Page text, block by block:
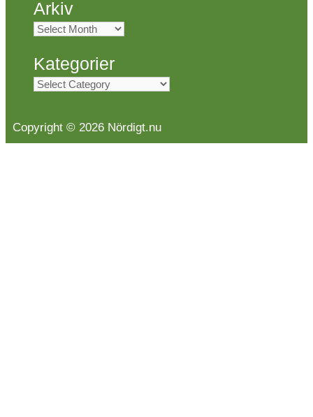
Arkiv
Arkiv
Kategorier
Kategorier
Copyright © 2026 Nördigt.nu